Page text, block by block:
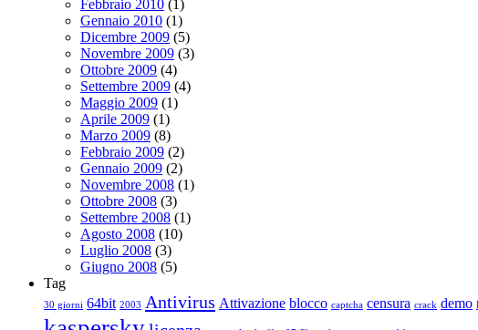
Febbraio 2010 (1)
Gennaio 2010 (1)
Dicembre 2009 (5)
Novembre 2009 (3)
Ottobre 2009 (4)
Settembre 2009 (4)
Maggio 2009 (1)
Aprile 2009 (1)
Marzo 2009 (8)
Febbraio 2009 (2)
Gennaio 2009 (2)
Novembre 2008 (1)
Ottobre 2008 (3)
Settembre 2008 (1)
Agosto 2008 (10)
Luglio 2008 (3)
Giugno 2008 (5)
Tag
30 giorni 64bit 2003 Antivirus Attivazione blocco captcha censura crack demo